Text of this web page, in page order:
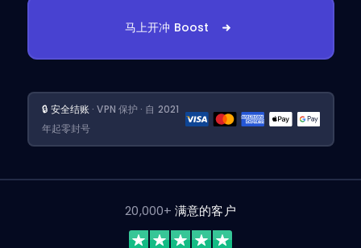
马上开冲 Boost
🔒 安全结账 · VPN 保护 · 自 2021
年起零封号
20,000+满意的客户